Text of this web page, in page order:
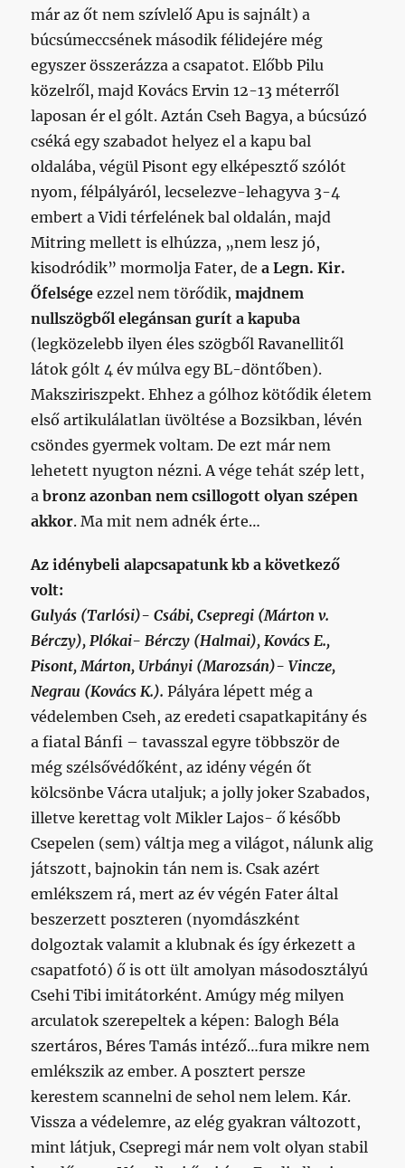
már az őt nem szívlelő Apu is sajnált) a
búcsúmeccsének második félidejére még
egyszer összerázza a csapatot. Előbb Pilu
közelről, majd Kovács Ervin 12-13 méterről
laposan ér el gólt. Aztán Cseh Bagya, a búcsúzó
cséká egy szabadot helyez el a kapu bal
oldalába, végül Pisont egy elképesztő szólót
nyom, félpályáról, lecselezve-lehagyva 3-4
embert a Vidi térfelének bal oldalán, majd
Mitring mellett is elhúzza, „nem lesz jó,
kisodródik” mormolja Fater, dea Legn. Kir.
Őfelsége ezzel nem törődik,majdnem
nullszögből elegánsan gurít a kapuba
(legközelebb ilyen éles szögből Ravanellitől
látok gólt 4 év múlva egy BL-döntőben).
Maksziriszpekt. Ehhez a gólhoz kötődik életem
első artikulálatlan üvöltése a Bozsikban, lévén
csöndes gyermek voltam. De ezt már nem
lehetett nyugton nézni. A vége tehát szép lett,
abronz azonban nem csillogott olyan szépen
akkor. Ma mit nem adnék érte…
Az idénybeli alapcsapatunk kb a következő
volt:
Gulyás (Tarlósi)- Csábi, Csepregi (Márton v.
Bérczy), Plókai- Bérczy (Halmai), Kovács E.,
Pisont, Márton, Urbányi (Marozsán)- Vincze,
Negrau (Kovács K.).Pályára lépett még a
védelemben Cseh, az eredeti csapatkapitány és
a fiatal Bánfi – tavasszal egyre többször de
még szélsővédőként, az idény végén őt
kölcsönbe Vácra utaljuk; a jolly joker Szabados,
illetve kerettag volt Mikler Lajos- ő később
Csepelen (sem) váltja meg a világot, nálunk alig
játszott, bajnokin tán nem is. Csak azért
emlékszem rá, mert az év végén Fater által
beszerzett poszteren (nyomdászként
dolgoztak valamit a klubnak és így érkezett a
csapatfotó) ő is ott ült amolyan másodosztályú
Csehi Tibi imitátorként. Amúgy még milyen
arculatok szerepeltek a képen: Balogh Béla
szertáros, Béres Tamás intéző…fura mikre nem
emlékszik az ember. A posztert persze
kerestem scannelni de sehol nem lelem. Kár.
Vissza a védelemre, az elég gyakran változott,
mint látjuk, Csepregi már nem volt olyan stabil